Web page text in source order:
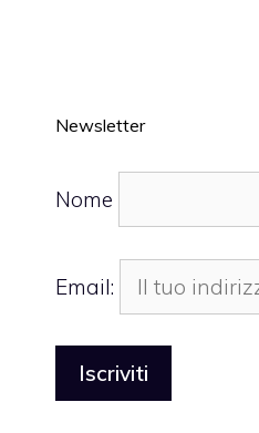
Newsletter
Nome
Email: